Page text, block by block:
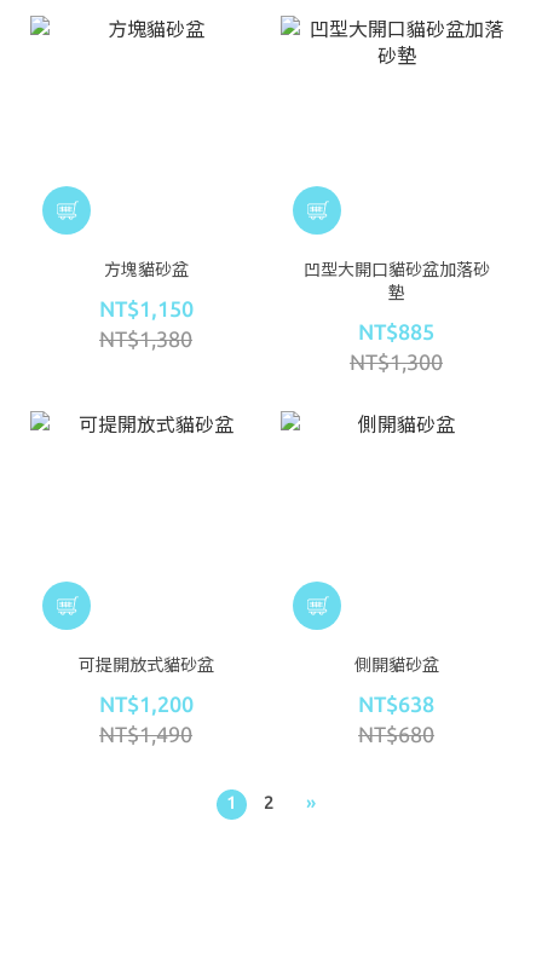
方塊貓砂盆
NT$1,150
NT$1,380
凹型大開口貓砂盆加落砂
墊
NT$885
NT$1,300
可提開放式貓砂盆
NT$1,200
NT$1,490
側開貓砂盆
NT$638
NT$680
1 2 »